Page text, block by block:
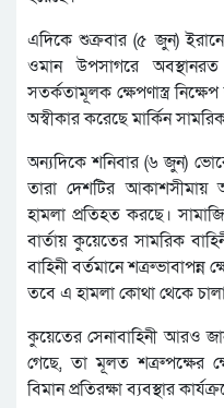
এদিকে শুক্রবার (৫ জুন)
ওমান উপসাগরে অবস্থানরত
সতর্কতামূলক ক্ষেপণাস্ত্র
অস্বীকার করেছে মার্কিন
অন্যদিকে শনিবার (৬ জুন)
তারা দেশটির আকাশসীমায়
হামলা প্রতিহত করছে।
বার্তায় কুয়েতের সামরিক
বাহিনী বর্তমানে শত্রুভাবাপন্ন
তবে এ হামলা কোথা থেকে
কুয়েতের সেনাবাহিনী আরও
গেছে, তা মূলত শত্রুপক্ষের
বিমান প্রতিরক্ষা ব্যবস্থার